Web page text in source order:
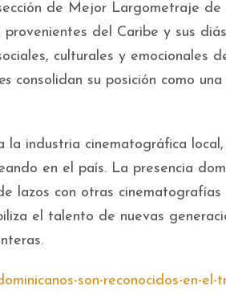
de Mejor Largometraje
del Caribe y sus
culturales y emocionales
consolidan su posición como
industria cinematográfica
en el país. La presencia
lazos con otras cinematografías
el talento de nuevas
son-reconocidos-en-